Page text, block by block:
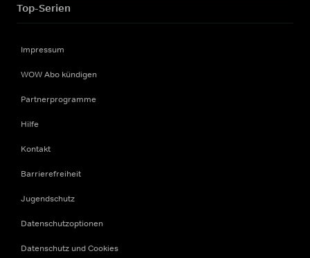
Top-Serien
Impressum
WOW Abo kündigen
Partnerprogramme
Hilfe
Kontakt
Barrierefreiheit
Jugendschutz
Datenschutzoptionen
Datenschutz und Cookies